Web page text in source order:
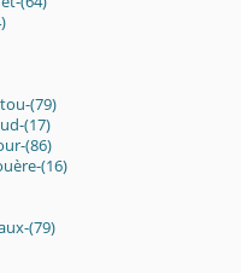
(79)
(17)
(86)
(16)
(79)